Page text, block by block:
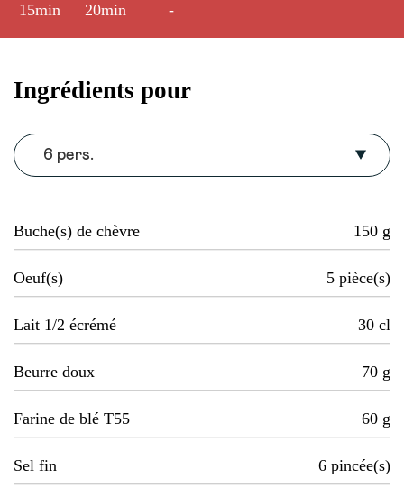
15min 20min -
Ingrédients pour
6 pers.
Buche(s) de chèvre 150 g
Oeuf(s) 5 pièce(s)
Lait 1/2 écrémé 30 cl
Beurre doux 70 g
Farine de blé T55 60 g
Sel fin 6 pincée(s)